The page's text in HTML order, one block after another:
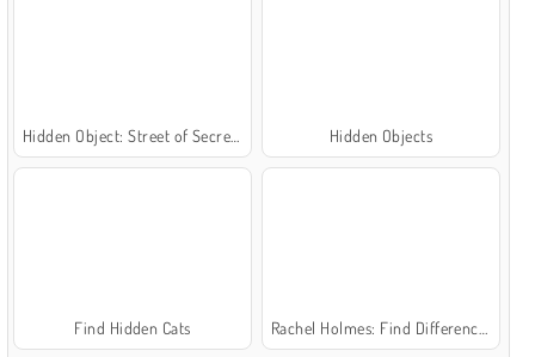
Hidden Objects
Find Hidden Cats